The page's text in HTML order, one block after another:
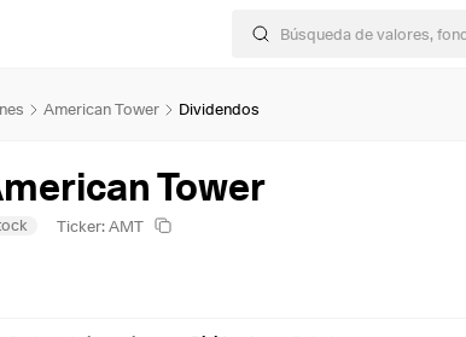
American Tower Dividendos
Tower
Ticker: AMT